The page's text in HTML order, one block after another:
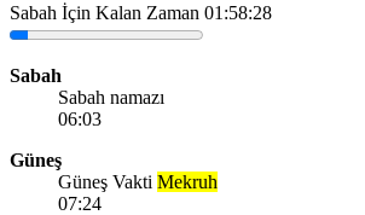
Sabah İçin Kalan Zaman 01:58:28
Sabah
Sabah namazı
06:03
Güneş
Güneş Vakti Mekruh
07:24